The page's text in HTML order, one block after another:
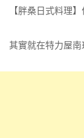
【胖桑日式料理
其實就在特力屋南